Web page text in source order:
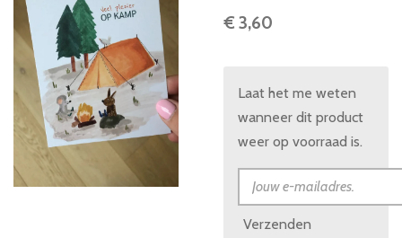
€ 3,60
Laat het me weten
wanneer dit product
weer op voorraad is.
Verzenden